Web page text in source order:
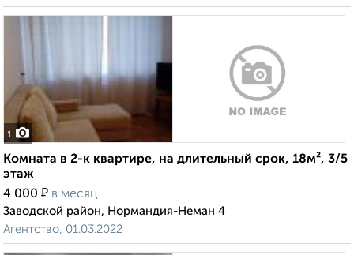
1
Комната в 2-к квартире, на длительный срок, 18м², 3/5
этаж
4 000 ₽ в месяц
Заводской район, Нормандия-Неман 4
Агентство, 01.03.2022